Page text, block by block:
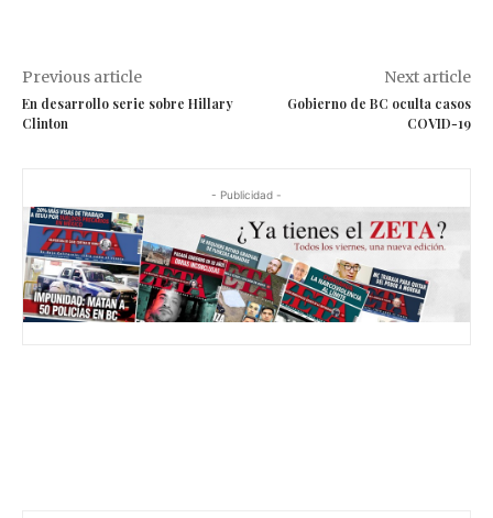
Previous article
En desarrollo serie sobre Hillary
Clinton
Next article
Gobierno de BC oculta casos
COVID-19
- Publicidad -